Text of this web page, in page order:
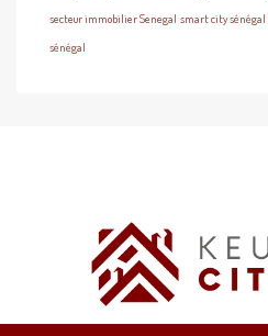
secteur immobilier Senegal smart city sénégal
sénégal